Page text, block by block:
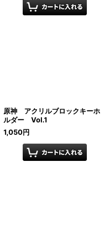
原神 アクリルブロックキーホ
ルダー Vol.1
1,050円